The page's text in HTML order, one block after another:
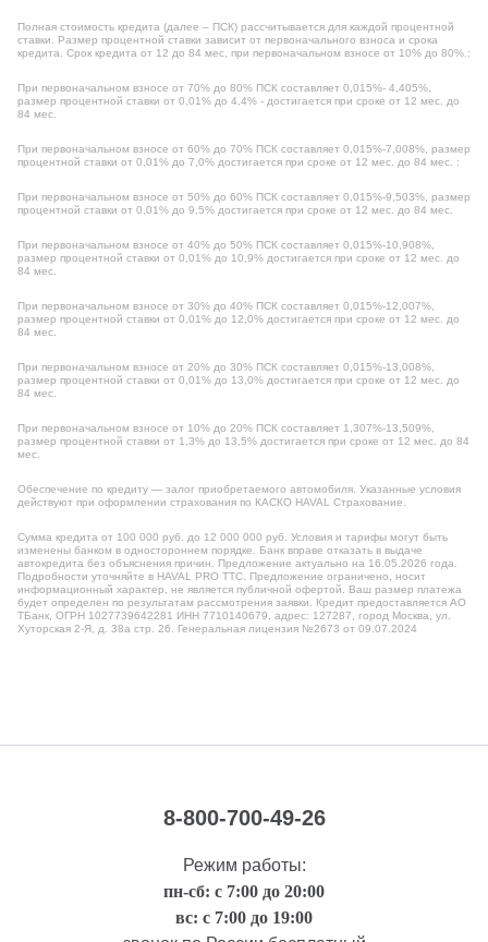
Полная стоимость кредита (далее – ПСК) рассчитывается для каждой процентной
ставки. Размер процентной ставки зависит от первоначального взноса и срока
кредита. Срок кредита от 12 до 84 мес, при первоначальном взносе от 10% до 80%.:
При первоначальном взносе от 70% до 80% ПСК составляет 0,015%- 4,405%,
размер процентной ставки от 0,01% до 4,4% - достигается при сроке от 12 мес. до
84 мес.
При первоначальном взносе от 60% до 70% ПСК составляет 0,015%-7,008%, размер
процентной ставки от 0,01% до 7,0% достигается при сроке от 12 мес. до 84 мес. :
При первоначальном взносе от 50% до 60% ПСК составляет 0,015%-9,503%, размер
процентной ставки от 0,01% до 9,5% достигается при сроке от 12 мес. до 84 мес.
При первоначальном взносе от 40% до 50% ПСК составляет 0,015%-10,908%,
размер процентной ставки от 0,01% до 10,9% достигается при сроке от 12 мес. до
84 мес.
При первоначальном взносе от 30% до 40% ПСК составляет 0,015%-12,007%,
размер процентной ставки от 0,01% до 12,0% достигается при сроке от 12 мес. до
84 мес.
При первоначальном взносе от 20% до 30% ПСК составляет 0,015%-13,008%,
размер процентной ставки от 0,01% до 13,0% достигается при сроке от 12 мес. до
84 мес.
При первоначальном взносе от 10% до 20% ПСК составляет 1,307%-13,509%,
размер процентной ставки от 1,3% до 13,5% достигается при сроке от 12 мес. до 84
мес.
Обеспечение по кредиту — залог приобретаемого автомобиля. Указанные условия
действуют при оформлении страхования по КАСКО HAVAL Страхование.
Сумма кредита от 100 000 руб. до 12 000 000 руб. Условия и тарифы могут быть
изменены банком в одностороннем порядке. Банк вправе отказать в выдаче
автокредита без объяснения причин. Предложение актуально на 16.05.2026 года.
Подробности уточняйте в HAVAL PRO ТТС. Предложение ограничено, носит
информационный характер, не является публичной офертой. Ваш размер платежа
будет определен по результатам рассмотрения заявки. Кредит предоставляется АО
ТБанк, ОГРН 1027739642281 ИНН 7710140679, адрес: 127287, город Москва, ул.
Хуторская 2-Я, д. 38а стр. 26. Генеральная лицензия №2673 от 09.07.2024
8-800-700-49-26
Режим работы:
пн-сб: с 7:00 до 20:00
вс: с 7:00 до 19:00